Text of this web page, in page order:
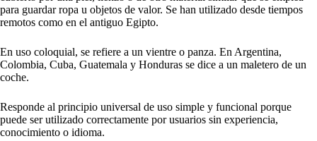
para guardar ropa u objetos de valor. Se han utilizado desde tiempos
remotos como en el antiguo Egipto.
En uso coloquial, se refiere a un vientre o panza. En Argentina,
Colombia, Cuba, Guatemala y Honduras se dice a un maletero de un
coche.
Responde al principio universal de uso simple y funcional porque
puede ser utilizado correctamente por usuarios sin experiencia,
conocimiento o idioma.